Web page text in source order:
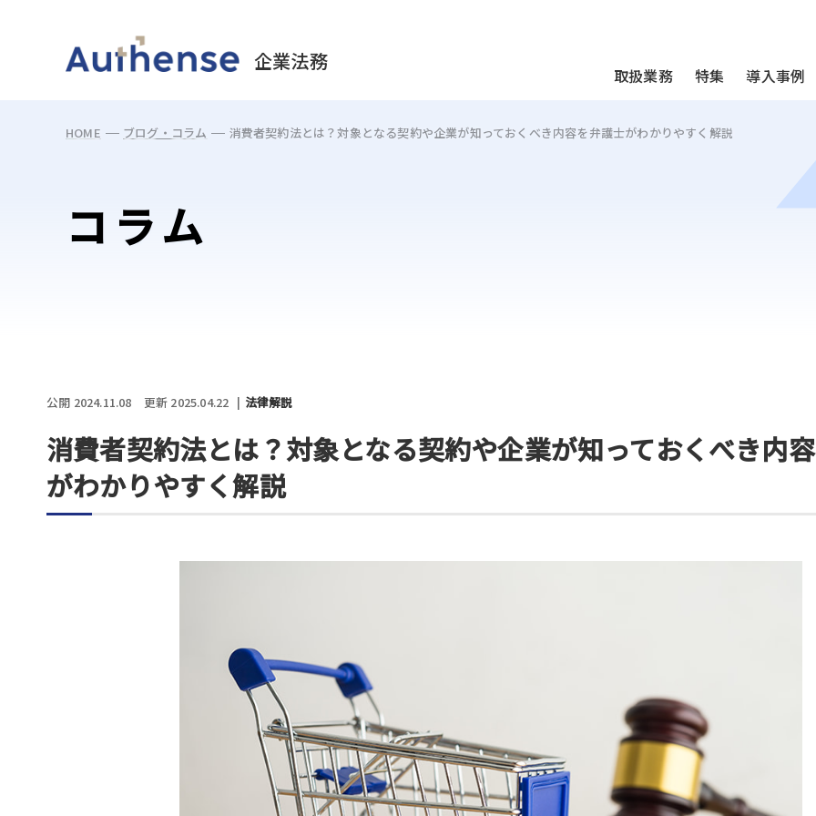
企業法務
取扱業務 特集 導入事例
HOME ブログ・コラム 消費者契約法とは？対象となる契約や企業が知っておくべき内容を弁護士がわかりやすく解説
コラム
公開 2024.11.08 更新 2025.04.22 法律解説
消費者契約法とは？対象となる契約や企業が知っておくべき内
がわかりやすく解説